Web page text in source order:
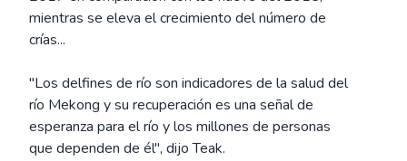
mientras se eleva el crecimiento del número de
crías...
"Los delfines de río son indicadores de la salud del
río Mekong y su recuperación es una señal de
esperanza para el río y los millones de personas
que dependen de él", dijo Teak.